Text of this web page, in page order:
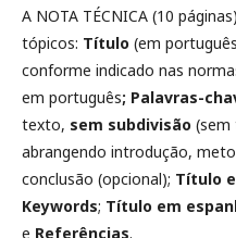
A NOTA TÉCNICA (10
tópicos: Título (em
conforme indicado nas
em português; Palavras-
texto, sem subdivisão
abrangendo introdução,
conclusão (opcional); Título
Keywords; Título em
e Referências.